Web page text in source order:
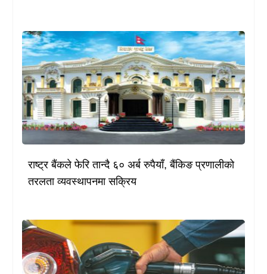
राष्ट्र बैंकले फेरि तान्दै ६० अर्ब रुपैयाँ, बैंकिङ प्रणालीको
तरलता व्यवस्थापनमा सक्रिय